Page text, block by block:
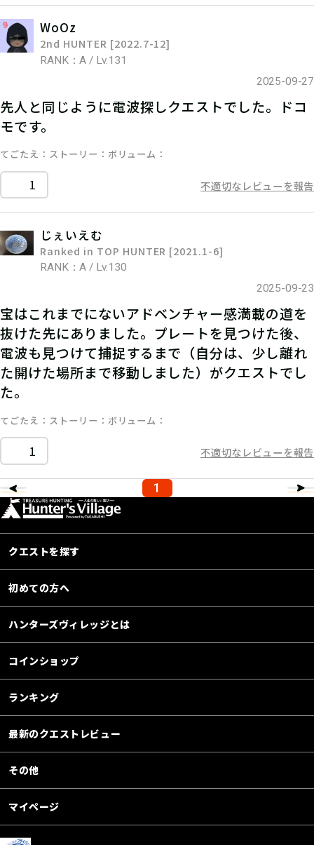
WoOz
2nd HUNTER [2022.7-12]
RANK：A / Lv.131
2025-09-27
先人と同じように電波探しクエストでした。ドコ
モです。
てごたえ ストーリー ボリューム
1 不適切なレビューを報告
じぇいえむ
Ranked in TOP HUNTER [2021.1-6]
RANK：A / Lv.130
2025-09-23
宝はこれまでにないアドベンチャー感満載の道を
抜けた先にありました。プレートを見つけた後、
電波も見つけて捕捉するまで（自分は、少し離れ
た開けた場所まで移動しました）がクエストでし
た。
てごたえ ストーリー ボリューム
1 不適切なレビューを報告
1
クエストを探す
初めての方へ
ハンターズヴィレッジとは
コインショップ
ランキング
最新のクエストレビュー
その他
マイページ